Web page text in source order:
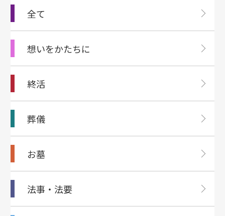
全て
想いをかたちに
終活
葬儀
お墓
法事・法要